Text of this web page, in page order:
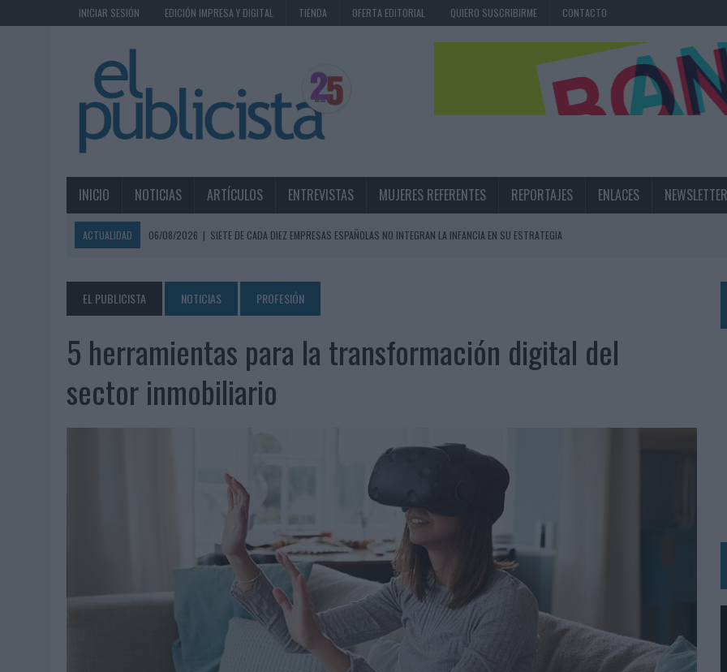
INICIAR SESIÓN EDICIÓN IMPRESA Y DIGITAL TIENDA OFERTA EDITORIAL QUIERO SUSCRIBIRME CONTACTO
INICIO NOTICIAS ARTÍCULOS ENTREVISTAS MUJERES REFERENTES REPORTAJES ENLACES NEWSLETTER
ACTUALIDAD 06/08/2026 | SIETE DE CADA DIEZ EMPRESAS ESPAÑOLAS NO INTEGRAN LA INFANCIA EN SU ESTRATEGIA
LA TELEVISIÓN SIGUE LIDERANDO EL CONSUMO DE MEDIOS EN VERANO Y SUPERA AL MÓVIL COMO DISPOSITIVO MÁS UTILIZADO
06/08/2026 | EL USO DE LA IA GENERATIVA ALCANZA YA AL 62% DE LOS ESPAÑOLES
06/08/2026
SYSTEM1 NOMBRA A KIMBERLY BASTONI COMO NUEVA DIRECTORA COMERCIAL GLOBAL
06/08/2026 | FRIGO Y UNIQLO LANZAN UNA COLECCIÓN PERSONALIZABLE INSPIRADA EN CORNETTO, CALIPPO Y SOLERO
06/08/2026
LA IA ESTÁ SUBIENDO EL LISTÓN DE LA CREATIVIDAD
FABRA COMUNICACIÓN INCORPORA A CASONÁ Y ASUME LA GESTIÓN DE SUS RELACIONES CON LOS MEDIOS
LOPESAN HOTELS & RESORTS ACERCA EL PARAÍSO CANARIO EN SU ÚLTIMA CAMPAÑA INTERNACIONAL
LUIS ARQUILLOS (BURGO DE ARIAS): “LA CONSTRUCCIÓN DE MARCA A LARGO PLAZO Y LA MEDICIÓN SON DOS CARAS DE LA MISMA
‘EL PARAÍSO MÁS CERCA’, DE 22GRADOS PARA LOPESAN HOTELS & RESORTS
‘LA ÚNICA CERVEZA DEL MUNDO QUE SE DISFRUTA DOS VECES’, DE INUSUALY PARA CERVEZA CAPAZ
‘EL FÚTBOL SIN LAS PERSONAS’, DE DENTSU CREATIVE PARA ORANGE
CAPAZ, LA CERVEZA QUE CONVIERTE CADA BOTELLA EN UNA OPORTUNIDAD DE INCLUSIÓN
BABARIA Y MAXIBON SON ‘EL MATCH PERFECTO DEL VERANO’
EL PUBLICISTA NOTICIAS PROFESIÓN
5 herramientas para la transformación digital del
sector inmobiliario